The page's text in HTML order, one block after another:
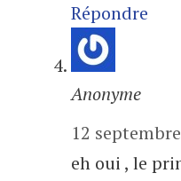
Répondre
Anonyme
12
eh oui , le